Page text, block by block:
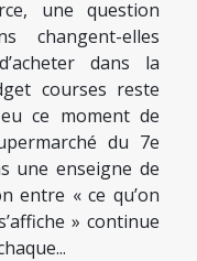
une question
changent-elles
dans la
courses reste
ce moment de
du 7e
une enseigne de
entre « ce qu’on
» continue